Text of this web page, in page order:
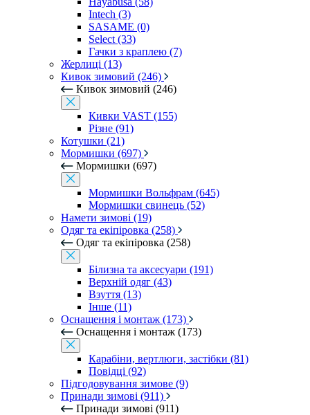
Intech (3)
SASAME (0)
Select (33)
Гачки з краплею (7)
Жерлиці (13)
Кивок зимовий (246)
Кивок зимовий (246)
Кивки VAST (155)
Різне (91)
Котушки (21)
Мормишки (697)
Мормишки (697)
Мормишки Вольфрам (645)
Мормишки свинець (52)
Намети зимові (19)
Одяг та екіпіровка (258)
Одяг та екіпіровка (258)
Білизна та аксесуари (191)
Верхній одяг (43)
Взуття (13)
Інше (11)
Оснащення і монтаж (173)
Оснащення і монтаж (173)
Карабіни, вертлюги, застібки (81)
Повідці (92)
Підгодовування зимове (9)
Принади зимові (911)
Принади зимові (911)